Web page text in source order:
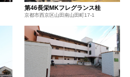
第46長栄MKフレグランス桂
京都市西京区山田南山田町17-1